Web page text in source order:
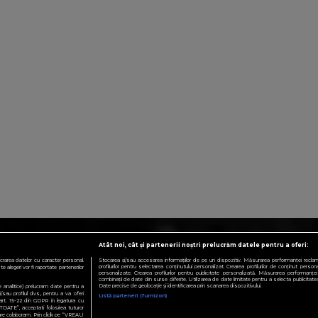
datelor cu caracter personal.
alegeri vor fi raportate partenerilor
prelucram date pentru a
profilul dvs., pentru a va oferi
15-22 din GDPR in legatura cu
TOATE”, acceptati folosirea tuturor
colaboram. Prin click pe “VREAU
Atât noi, cât și partenerii noștri prelucrăm datele pentru a oferi:
Stocarea și/sau accesarea informațiilor de pe un dispozitiv. Măsurarea performanței
profilurilor pentru selectarea conținutului personalizat. Crearea profilurilor de conținut
personalizate. Crearea profilurilor pentru publicitate personalizată. Măsurarea
combinații de date din surse diferite. Utilizarea de date limitate pentru a selecta
Date precise de geolocație și identificarea prin scanarea dispozitivului.
Listă parteneri (furnizori)